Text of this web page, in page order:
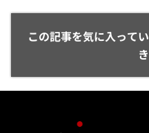
この記事を気に入って